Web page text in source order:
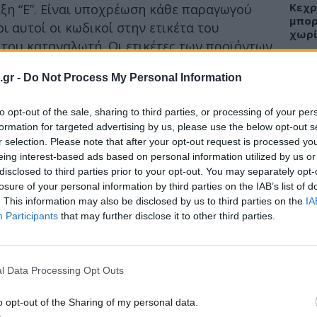
- Do Not Process My Personal Information
opt-out of the sale, sharing to third parties, or processing of your
for targeted advertising by us, please use the below opt-out
selection. Please note that after your opt-out request is processed
interest-based ads based on personal information utilized by us
to third parties prior to your opt-out. You may separately
of your personal information by third parties on the IAB’s list of
This information may also be disclosed by us to third parties on the
Participants that may further disclose it to other third parties.
Data Processing Opt Outs
opt-out of the Sharing of my personal data.
“E”. Είναι υποχρέωση κάθε παραγωγού
οι κωδικοί στην ετικέτα του
καταναλωτή. Οι ετικέτες των προϊόντων
λειτουργία της πρόσθετης ουσίας στο
και την συγκεκριμένη ουσία που
στον κατάλληλο κωδικό “Ε” ή στο
στις ετικέτες των τροφίμων είναι τα
τα προϊόντα εξαιτίας της φυσικής
τα χρώματα, οι
οι πυκνωτικές και πηκτικές ουσίες,
ουσίες.